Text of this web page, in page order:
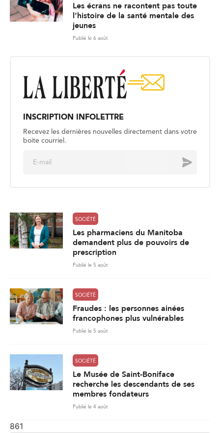
Les écrans ne racontent pas toute
l’histoire de la santé mentale des
jeunes
Publié le 6 août
INSCRIPTION INFOLETTRE
Recevez les dernières nouvelles directement dans votre
boite courriel.
Envoyer
SOCIÉTÉ
Les pharmaciens du Manitoba
demandent plus de pouvoirs de
prescription
Publié le 5 août
SOCIÉTÉ
Fraudes : les personnes ainées
francophones plus vulnérables
Publié le 5 août
SOCIÉTÉ
Le Musée de Saint-Boniface
recherche les descendants de ses
membres fondateurs
Publié le 4 août
861